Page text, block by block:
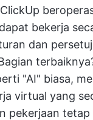
bekerja
dan
"AI" biasa,
virtual yang
pekerjaan tetap